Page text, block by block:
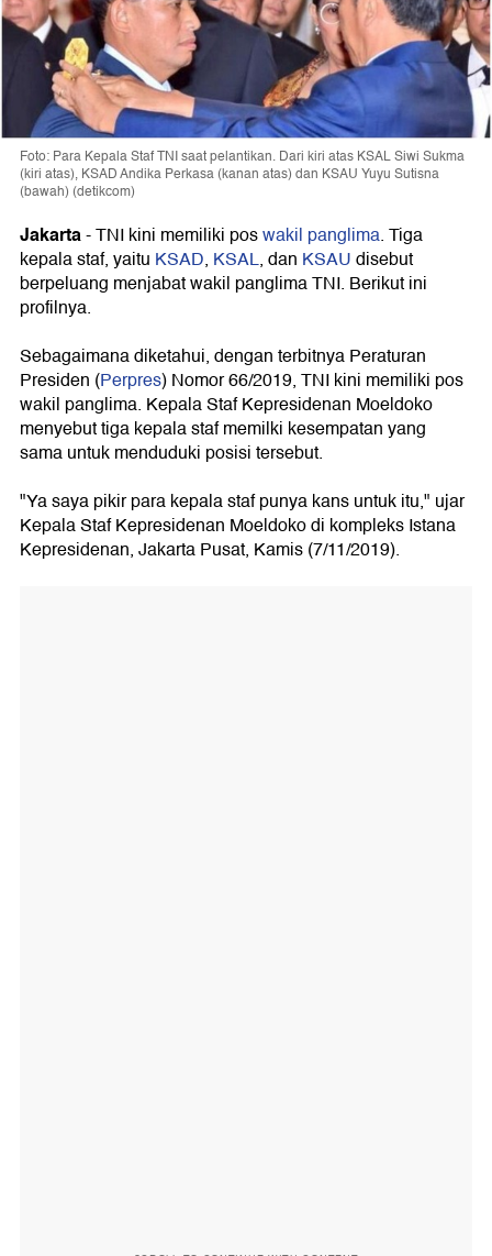
Foto: Para Kepala Staf TNI saat pelantikan. Dari kiri atas KSAL Siwi Sukma
(kiri atas), KSAD Andika Perkasa (kanan atas) dan KSAU Yuyu Sutisna
(bawah) (detikcom)
Jakarta- TNI kini memiliki poswakil panglima. Tiga
kepala staf, yaitu KSAD, KSAL, dan KSAUdisebut
berpeluang menjabat wakil panglima TNI. Berikut ini
profilnya.
Sebagaimana diketahui, dengan terbitnya Peraturan
Presiden (Perpres) Nomor 66/2019, TNI kini memiliki pos
wakil panglima. Kepala Staf Kepresidenan Moeldoko
menyebut tiga kepala staf memilki kesempatan yang
sama untuk menduduki posisi tersebut.
"Ya saya pikir para kepala staf punya kans untuk itu," ujar
Kepala Staf Kepresidenan Moeldoko di kompleks Istana
Kepresidenan, Jakarta Pusat, Kamis (7/11/2019).